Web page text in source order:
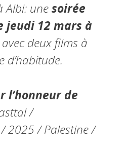
Albi: unesoirée
jeudi 12 mars à
avec deux films à
d’habitude.
l’honneur de
/
2025 / Palestine /